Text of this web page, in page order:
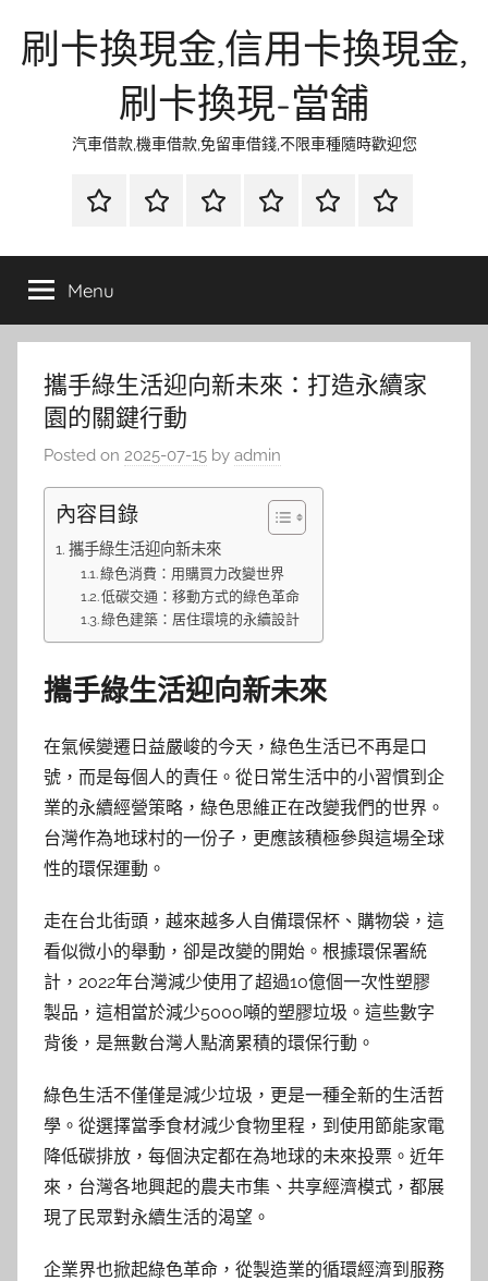
刷卡換現金,信用卡換現金,
刷卡換現-當舖
汽車借款,機車借款,免留車借錢,不限車種隨時歡迎您
首
當
金
網
資
流
時
環
清
聯
徵
Menu
攜手綠生活迎向新未來：打造永續家
園的關鍵行動
Posted on 2025-07-15 by admin
內容目錄
攜手綠生活迎向新未來
綠色消費：用購買力改變世界
低碳交通：移動方式的綠色革命
綠色建築：居住環境的永續設計
攜手綠生活迎向新未來
在氣候變遷日益嚴峻的今天，綠色生活已不再是口
號，而是每個人的責任。從日常生活中的小習慣到企
業的永續經營策略，綠色思維正在改變我們的世界。
台灣作為地球村的一份子，更應該積極參與這場全球
性的環保運動。
走在台北街頭，越來越多人自備環保杯、購物袋，這
看似微小的舉動，卻是改變的開始。根據環保署統
計，2022年台灣減少使用了超過10億個一次性塑膠
製品，這相當於減少5000噸的塑膠垃圾。這些數字
背後，是無數台灣人點滴累積的環保行動。
綠色生活不僅僅是減少垃圾，更是一種全新的生活哲
學。從選擇當季食材減少食物里程，到使用節能家電
降低碳排放，每個決定都在為地球的未來投票。近年
來，台灣各地興起的農夫市集、共享經濟模式，都展
現了民眾對永續生活的渴望。
企業界也掀起綠色革命，從製造業的循環經濟到服務